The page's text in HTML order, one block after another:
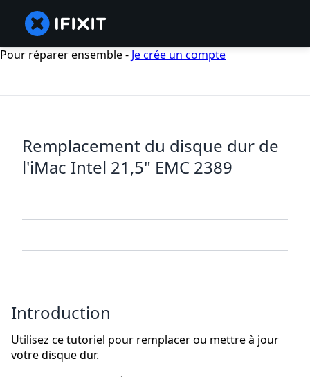
Pour réparer ensemble - Je crée un compte
Remplacement du disque dur de
l'iMac Intel 21,5" EMC 2389
Introduction
Utilisez ce tutoriel pour remplacer ou mettre à jour
votre disque dur.